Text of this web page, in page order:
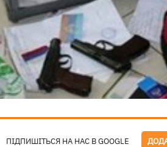
ПІДПИШІТЬСЯ НА НАС В GOOGLE